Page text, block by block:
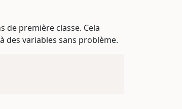
première classe. Cela
des variables sans problème.